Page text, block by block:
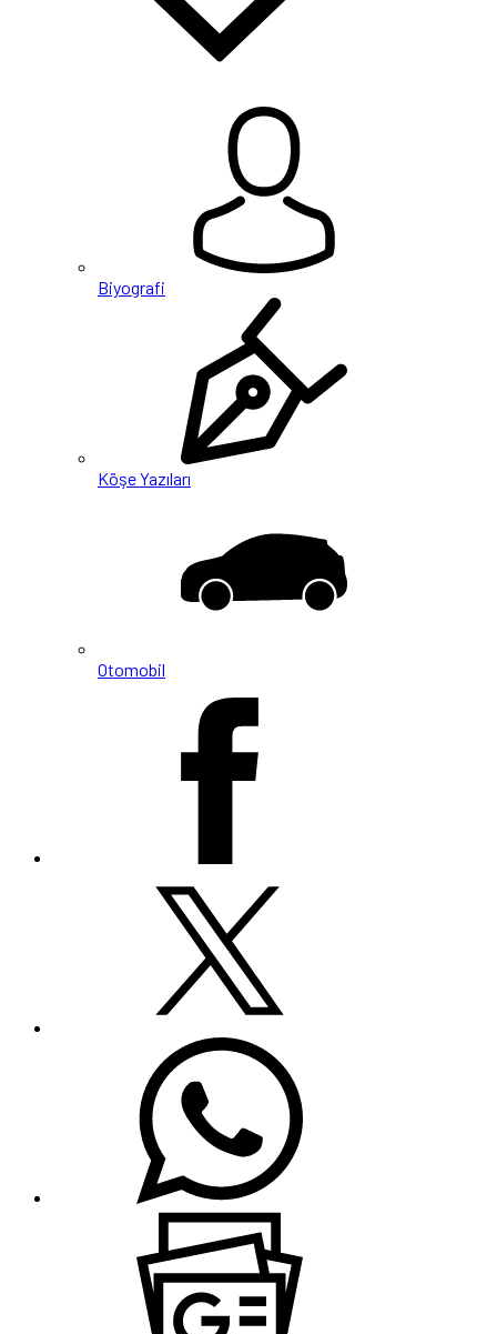
Biyografi
Köşe Yazıları
Otomobil